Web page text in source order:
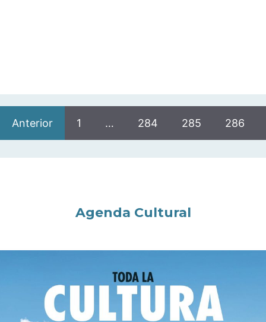
Anterior 1 … 284 285 286
Agenda Cultural